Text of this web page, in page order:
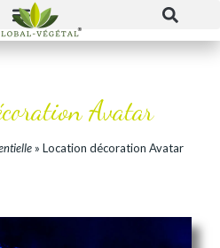
Avatar
» Location décoration Avatar